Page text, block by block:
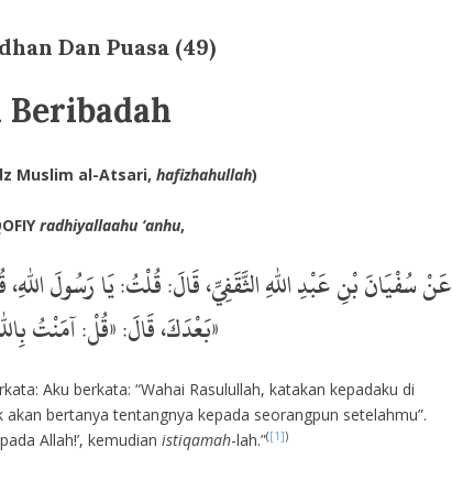
Dan Puasa (49)
Muslim al-Atsari, hafizhahullah)
radhiyallaahu ‘anhu,
عَنْ سُفْيَانَ بْنِ عَبْدِ اللهِ الثَّقَفِيِّ، قَالَ: قُلْتُ: يَا رَسُولَ
بَعْدَكَ، قَالَ: «قُلْ: آمَنْتُ بِاللهِ، فَاسْتَقِمْ»
Aku berkata: “Wahai Rasulullah, katakan kepadaku di
bertanya tentangnya kepada seorangpun setelahmu”.
Allah!’, kemudian istiqamah-lah.”([1])